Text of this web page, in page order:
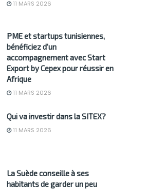
11 MARS 2026
PME et startups tunisiennes,
bénéficiez d’un
accompagnement avec Start
Export by Cepex pour réussir en
Afrique
11 MARS 2026
Qui va investir dans la SITEX?
11 MARS 2026
La Suède conseille à ses
habitants de garder un peu